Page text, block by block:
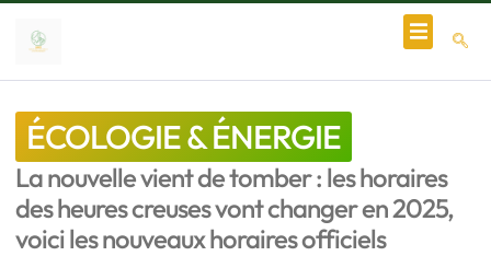
ÉCOLOGIE & ÉNERGIE
La nouvelle vient de tomber : les horaires
des heures creuses vont changer en 2025,
voici les nouveaux horaires officiels